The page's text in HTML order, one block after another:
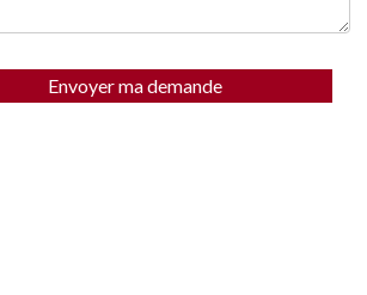
Envoyer ma demande